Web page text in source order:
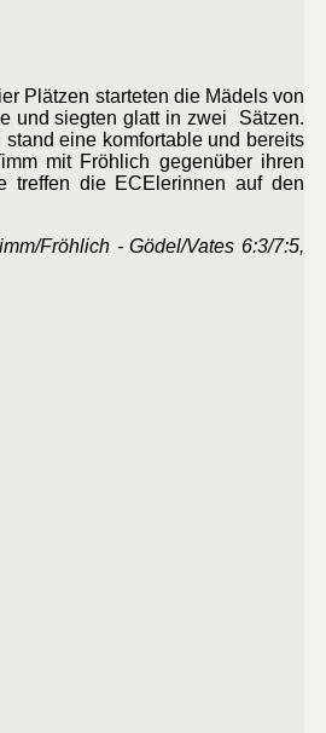
Plätzen starteten die Mädels von
und siegten glatt in zwei Sätzen.
eine komfortable und bereits
mit Fröhlich gegenüber ihren
treffen die ECElerinnen auf den
Fröhlich - Gödel/Vates 6:3/7:5,